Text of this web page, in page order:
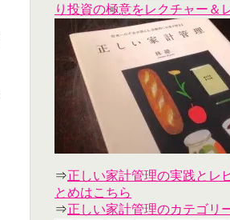
り投資の極意をレクチャー＆
⇒正しい家計管理の実践とレ
とめはこちら
⇒正しい家計管理のカテゴリ